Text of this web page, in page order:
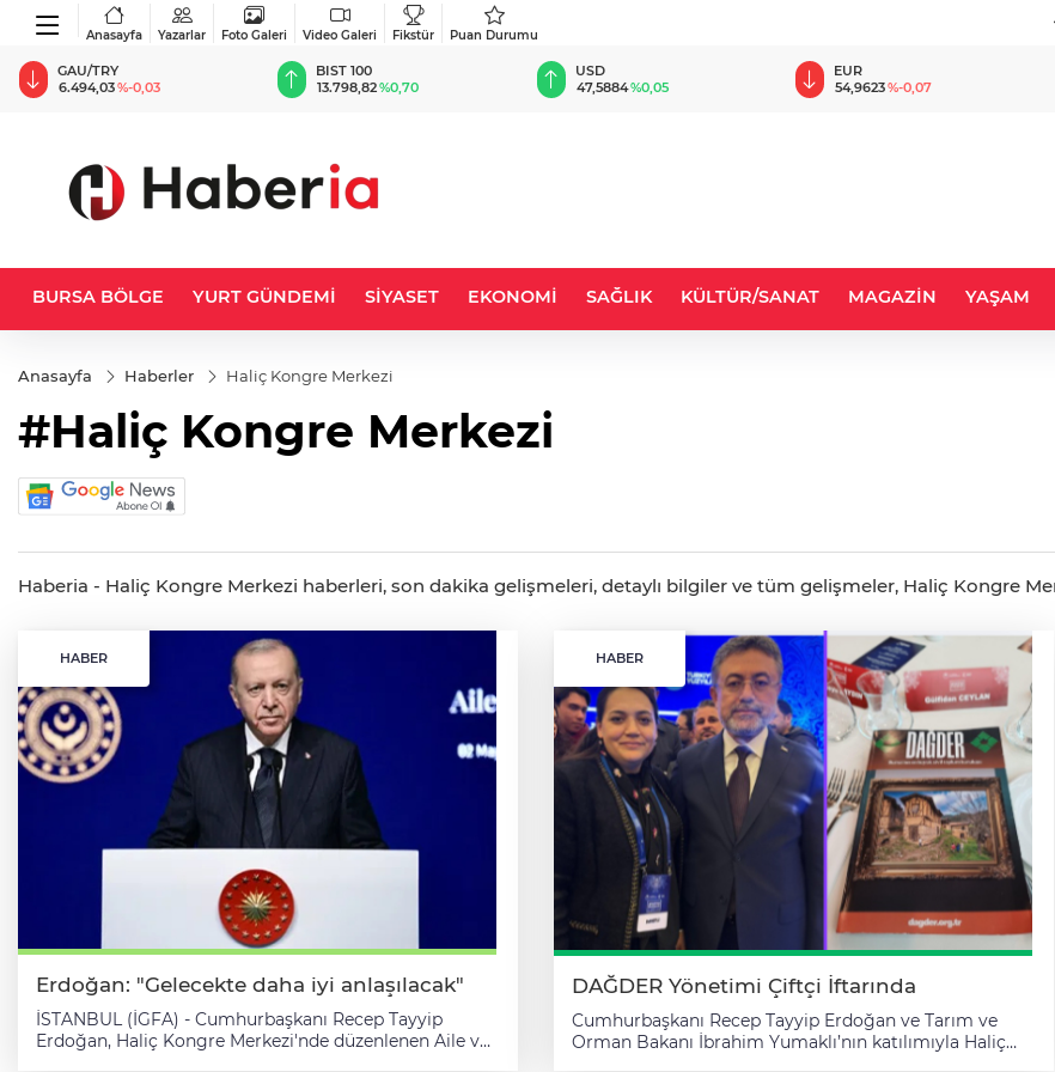
Anasayfa Yazarlar Foto Galeri Video Galeri Fikstür Puan Durumu
GAU/TRY
6.494,03%-0,03
BIST 100
13.798,82%0,70
USD
47,5884%0,05
EUR
54,9623%-0,07
BURSA BÖLGE YURT GÜNDEMİ SİYASET EKONOMİ SAĞLIK KÜLTÜR/SANAT MAGAZİN YAŞAM
Anasayfa Haberler Haliç Kongre Merkezi
#Haliç Kongre Merkezi
Haberia - Haliç Kongre Merkezi haberleri, son dakika gelişmeleri, detaylı bilgiler ve tüm gelişmeler, Haliç Kongre
HABER
Erdoğan: "Gelecekte daha iyi anlaşılacak"
İSTANBUL (İGFA) - Cumhurbaşkanı Recep Tayyip
Erdoğan, Haliç Kongre Merkezi'nde düzenlenen Aile ve
HABER
DAĞDER Yönetimi Çiftçi İftarında
Cumhurbaşkanı Recep Tayyip Erdoğan ve Tarım ve
Orman Bakanı İbrahim Yumaklı’nın katılımıyla Haliç